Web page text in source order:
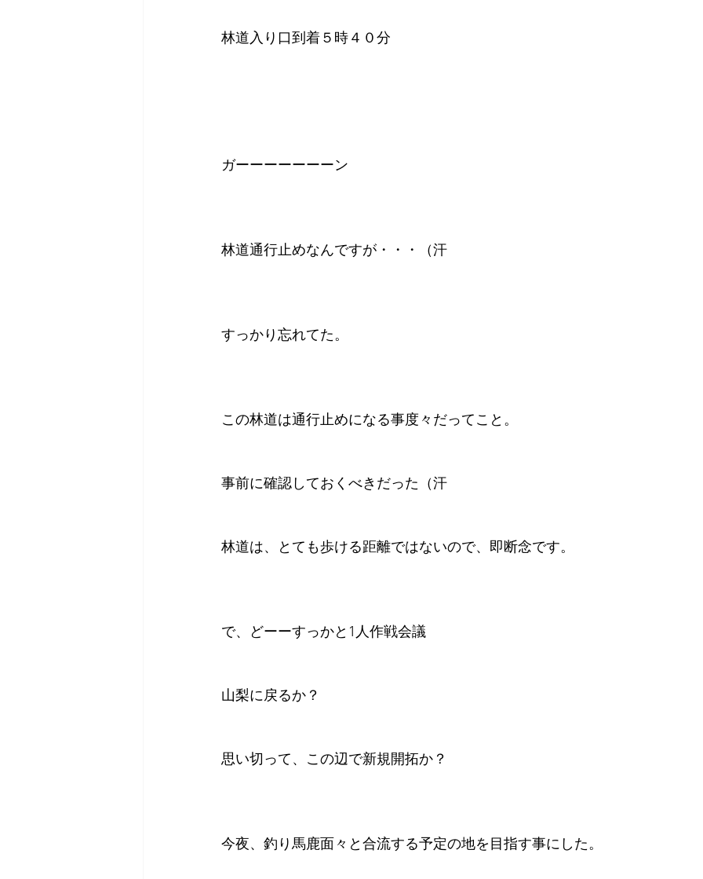
林道入り口到着５時４０分
ガーーーーーーーン
林道通行止めなんですが・・・（汗
すっかり忘れてた。
この林道は通行止めになる事度々だってこと。
事前に確認しておくべきだった（汗
林道は、とても歩ける距離ではないので、即断念です。
で、どーーすっかと1人作戦会議
山梨に戻るか？
思い切って、この辺で新規開拓か？
今夜、釣り馬鹿面々と合流する予定の地を目指す事にした。